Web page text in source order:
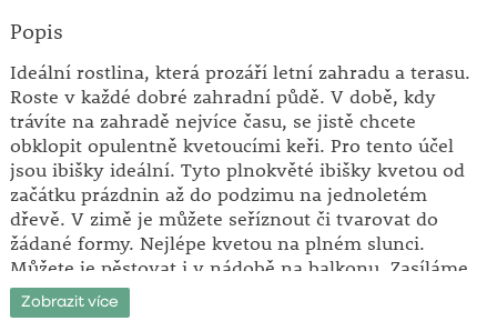
Popis
Ideální rostlina, která prozáří letní zahradu a terasu.
Roste v každé dobré zahradní půdě. V době, kdy
trávíte na zahradě nejvíce času, se jistě chcete
obklopit opulentně kvetoucími keři. Pro tento účel
jsou ibišky ideální. Tyto plnokvěté ibišky kvetou od
začátku prázdnin až do podzimu na jednoletém
dřevě. V zimě je můžete seříznout či tvarovat do
žádané formy. Nejlépe kvetou na plném slunci.
Můžete je pěstovat i v nádobě na balkonu. Zasíláme
pravé roubovance s garantovaným kvetením. Plně
mrazuvzdorné. Zasíláme v květináči.
Zobrazit více